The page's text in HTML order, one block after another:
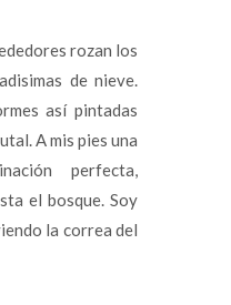
rozan los
de nieve.
así pintadas
A mis pies una
perfecta,
el bosque. Soy
la correa del